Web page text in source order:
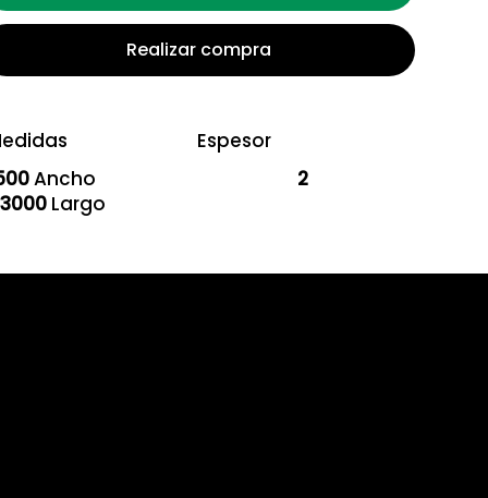
Realizar compra
Ancho
3000 Largo
Espesor
2